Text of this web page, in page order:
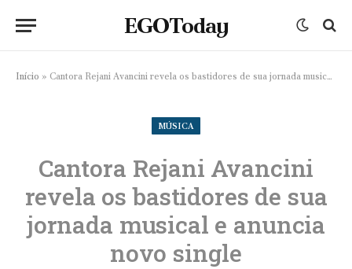
EGOToday
Início » Cantora Rejani Avancini revela os bastidores de sua jornada musical e anuncia novo single
MÚSICA
Cantora Rejani Avancini
revela os bastidores de sua
jornada musical e anuncia
novo single